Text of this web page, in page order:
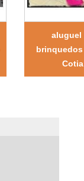
aluguel
brinquedos
Cotia